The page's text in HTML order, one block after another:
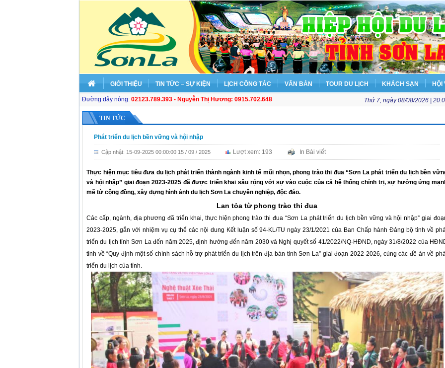
GIỚI THIỆU TIN TỨC – SỰ KIỆN LỊCH CÔNG TÁC VĂN BẢN TOUR DU LỊCH KHÁCH SẠN HỘI
Đường dây nóng: 02123.789.393 - Nguyễn Thị Hương: 0915.702.648 Thứ 7, ngày 08/08/2026 |
TIN TỨC
Phát triển du lịch bền vững và hội nhập
Cập nhật: 15-09-2025 00:00:00 15 / 09 / 2025 Lượt xem: 193 In Bài viết
Thực hiện mục tiêu đưa du lịch phát triển thành ngành kinh tế mũi nhọn, phong trào thi đua “Sơn La phát triển du lịch bền
và hội nhập” giai đoạn 2023-2025 đã được triển khai sâu rộng với sự vào cuộc của cả hệ thống chính trị, sự hưởng ứng
mẽ từ cộng đồng, xây dựng hình ảnh du lịch Sơn La chuyên nghiệp, độc đáo.
Lan tỏa từ phong trào thi đua
Các cấp, ngành, địa phương đã triển khai, thực hiện phong trào thi đua “Sơn La phát triển du lịch bền vững và hội nhập” giai
2023-2025, gắn với nhiệm vụ cụ thể các nội dung Kết luận số 94-KL/TU ngày 23/1/2021 của Ban Chấp hành Đảng bộ tỉnh về
triển du lịch tỉnh Sơn La đến năm 2025, định hướng đến năm 2030 và Nghị quyết số 41/2022/NQ-HĐND, ngày 31/8/2022 của
tỉnh về “Quy định một số chính sách hỗ trợ phát triển du lịch trên địa bàn tỉnh Sơn La” giai đoạn 2022-2026, cùng các đề án về
triển du lịch của tỉnh.